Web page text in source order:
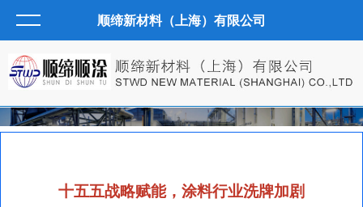
顺缔新材料（上海）有限公司
十五五战略赋能，涂料行业洗牌加剧